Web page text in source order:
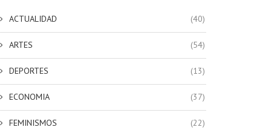
ACTUALIDAD (40)
ARTES (54)
DEPORTES (13)
ECONOMIA (37)
FEMINISMOS (22)